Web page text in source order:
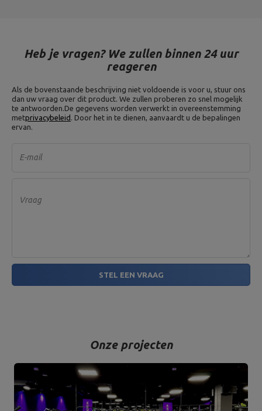
Heb je vragen? We zullen binnen 24 uur
reageren
Als de bovenstaande beschrijving niet voldoende is voor u, stuur ons
dan uw vraag over dit product. We zullen proberen zo snel mogelijk
te antwoorden.De gegevens worden verwerkt in overeenstemming
metprivacybeleid . Door het in te dienen, aanvaardt u de bepalingen
ervan.
E-mail
Vraag
STEL EEN VRAAG
Onze projecten